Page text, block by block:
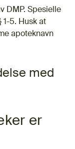
DMP. Spesielle
1-5. Husk at
apoteknavn
med
er